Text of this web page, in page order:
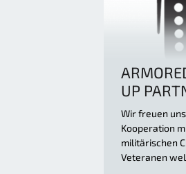
UP
Wir freuen
Kooperation
militärischen
Veteranen